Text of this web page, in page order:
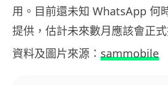
用。目前還未知 WhatsApp 何
提供，估計未來數月應該會正式
資料及圖片來源： sammobile